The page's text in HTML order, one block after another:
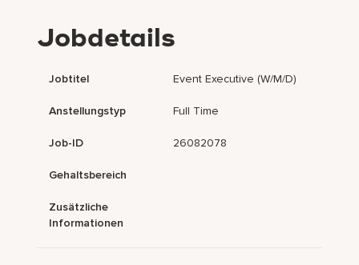
Jobdetails
Jobtitel Event Executive (w/m/d)
Anstellungstyp Full Time
Job-ID 26082078
Gehaltsbereich
Zusätzliche
Informationen